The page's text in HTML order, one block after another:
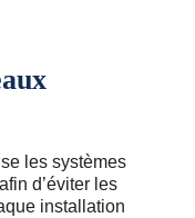
les systèmes
d’éviter les
installation